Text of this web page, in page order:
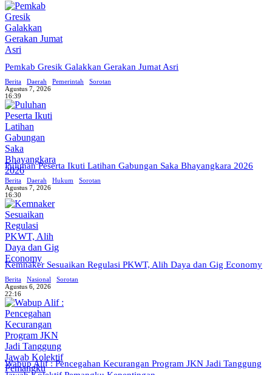
Pemkab Gresik Galakkan Gerakan Jumat Asri
Berita Daerah Pemerintah
Sorotan
Agustus 7, 2026
16:39
Puluhan Peserta Ikuti Latihan Gabungan Saka Bhayangkara 2026
Berita Daerah Hukum
Sorotan
Agustus 7, 2026
16:30
Kemnaker Sesuaikan Regulasi PKWT, Alih Daya dan Gig Economy
Berita Nasional
Sorotan
Agustus 6, 2026
22:16
Wabup Alif : Pencegahan Kecurangan Program JKN Jadi Tanggung